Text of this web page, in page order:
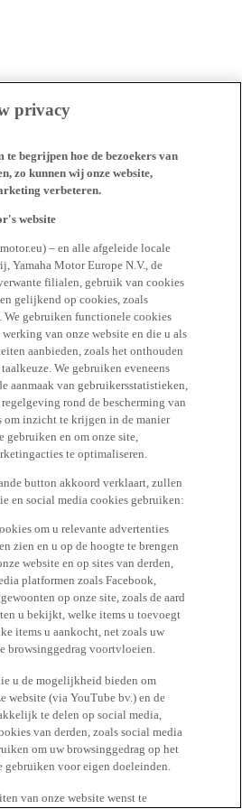
privacy
begrijpen hoe de bezoekers van
zo kunnen wij onze website,
verbeteren.
website
– en alle afgeleide locale
Yamaha Motor Europe N.V., de
filialen, gebruik van cookies
gelijkend op cookies, zoals
We gebruiken functionele cookies
van onze website en die u als
aanbieden, zoals het onthouden
We gebruiken eveneens
aanmaak van gebruikersstatistieken,
rond de bescherming van
om inzicht te krijgen in de manier
gebruiken en om onze site,
te optimaliseren.
button akkoord verklaart, zullen
en social media cookies gebruiken:
om u relevante advertenties
zien en u op de hoogte te brengen
website en op sites van derden,
platformen zoals Facebook,
op onze site, zoals de aard
u bekijkt, welke items u toevoegt
items u aankocht, net zoals uw
browsinggedrag voortvloeien.
u de mogelijkheid bieden om
website (via YouTube bv.) en de
te delen op social media,
van derden, zoals social media
om uw browsinggedrag op het
gebruiken voor eigen doeleinden.
van onze website wenst te